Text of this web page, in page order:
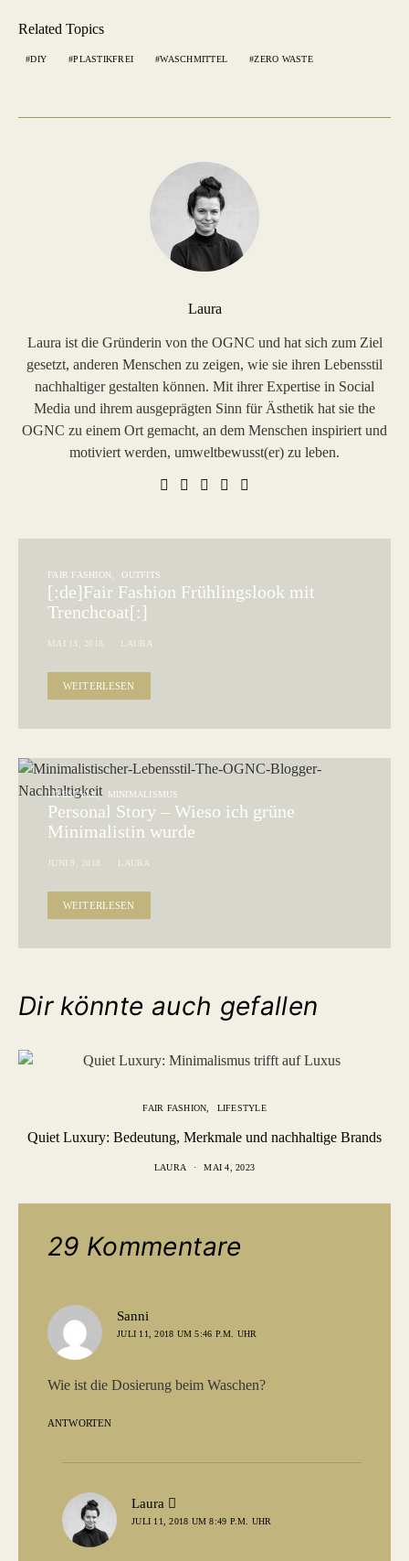
Related Topics
DIY PLASTIKFREI WASCHMITTEL ZERO WASTE
Laura
Laura ist die Gründerin von the OGNC und hat sich zum Ziel
gesetzt, anderen Menschen zu zeigen, wie sie ihren Lebensstil
nachhaltiger gestalten können. Mit ihrer Expertise in Social
Media und ihrem ausgeprägten Sinn für Ästhetik hat sie the
OGNC zu einem Ort gemacht, an dem Menschen inspiriert und
motiviert werden, umweltbewusst(er) zu leben.
FAIR FASHION OUTFITS
[:de]Fair Fashion Frühlingslook mit
Trenchcoat[:]
MAI 13, 2018 LAURA
WEITERLESEN
LIFESTYLE MINIMALISMUS
Personal Story – Wieso ich grüne
Minimalistin wurde
JUNI 9, 2018 LAURA
WEITERLESEN
Dir könnte auch gefallen
FAIR FASHION LIFESTYLE
Quiet Luxury: Bedeutung, Merkmale und nachhaltige Brands
LAURA MAI 4, 2023
29 Kommentare
Sanni
JULI 11, 2018 UM 5:46 P.M. UHR
Wie ist die Dosierung beim Waschen?
ANTWORTEN
Laura
JULI 11, 2018 UM 8:49 P.M. UHR